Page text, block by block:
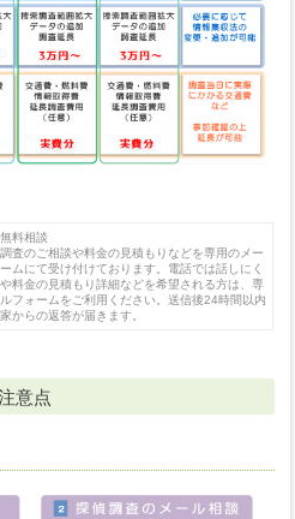
料相談
査のご相談や料金の見積もりなどを専用のメー
ムにて受け付けております。電話では話しにく
料金の見積もり詳細などを希望される方は、専
フォームをご利用ください。送信後24時間以内
からの返答が届きます。
意点